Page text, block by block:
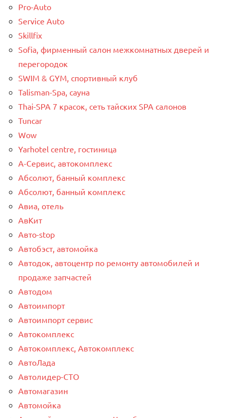
Pro-Auto
Service Auto
Skillfix
Sofia, фирменный салон межкомнатных дверей и
перегородок
SWIM & GYM, спортивный клуб
Talisman-Spa, сауна
Thai-SPA 7 красок, сеть тайских SPA салонов
Tuncar
Wow
Yarhotel centre, гостиница
А-Сервис, автокомплекс
Абсолют, банный комплекс
Абсолют, банный комплекс
Авиа, отель
АвКит
Авто-stop
Автобэст, автомойка
Автодок, автоцентр по ремонту автомобилей и
продаже запчастей
Автодом
Автоимпорт
Автоимпорт сервис
Автокомплекс
Автокомплекс, Автокомплекс
АвтоЛада
Автолидер-СТО
Автомагазин
Автомойка